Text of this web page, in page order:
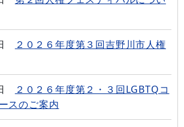
２０２６年度第３回吉野川市人権
２０２６年度第２・３回LGBTQコ
スのご案内